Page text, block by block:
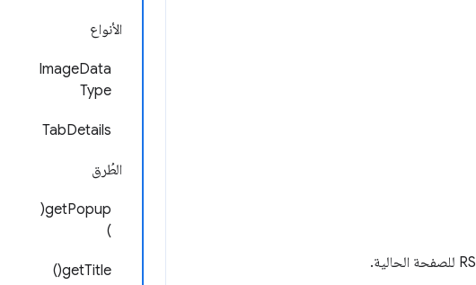
الأنواع
ImageData
Type
TabDetails
الطُرق
getPopup(
)
getTitle()